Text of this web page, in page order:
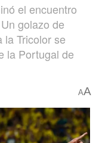
el encuentro
golazo de
la Tricolor se
la Portugal de
AA